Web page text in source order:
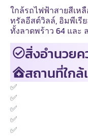
ใกล้รถไฟฟ้าสายสีเห
ทรัลอีสต์วิลล์, อิมพีเรีย
ทั้งลาดพร้าว 64 และ
สิ่งอำนวย
สถานที่ใกล้
✅
✅
✅
✅
✅